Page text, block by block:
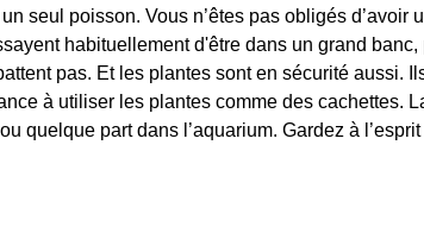
seul poisson. Vous n’êtes pas obligés d’avoir
habituellement d'être dans un grand
pas. Et les plantes sont en sécurité aussi.
à utiliser les plantes comme des cachettes.
quelque part dans l’aquarium. Gardez à